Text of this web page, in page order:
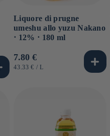
Liquore di prugne
umeshu allo yuzu Nakano
⋅ 12% ⋅ 180 ml
Prezzo
di
7.80 €
PREZZO
43.33 € / PER
L